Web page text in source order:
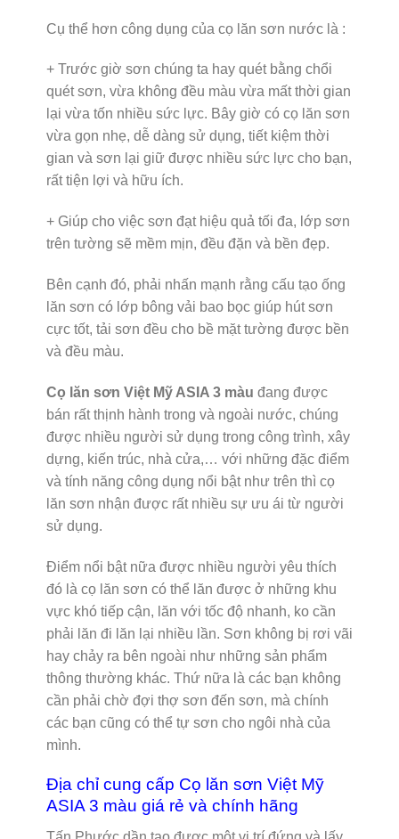
Cụ thể hơn công dụng của cọ lăn sơn nước là :
+ Trước giờ sơn chúng ta hay quét bằng chổi
quét sơn, vừa không đều màu vừa mất thời gian
lại vừa tốn nhiều sức lực. Bây giờ có cọ lăn sơn
vừa gọn nhẹ, dễ dàng sử dụng, tiết kiệm thời
gian và sơn lại giữ được nhiều sức lực cho bạn,
rất tiện lợi và hữu ích.
+ Giúp cho việc sơn đạt hiệu quả tối đa, lớp sơn
trên tường sẽ mềm mịn, đều đặn và bền đẹp.
Bên cạnh đó, phải nhấn mạnh rằng cấu tạo ống
lăn sơn có lớp bông vải bao bọc giúp hút sơn
cực tốt, tải sơn đều cho bề mặt tường được bền
và đều màu.
Cọ lăn sơn Việt Mỹ ASIA 3 màu đang được
bán rất thịnh hành trong và ngoài nước, chúng
được nhiều người sử dụng trong công trình, xây
dựng, kiến trúc, nhà cửa,… với những đặc điểm
và tính năng công dụng nổi bật như trên thì cọ
lăn sơn nhận được rất nhiều sự ưu ái từ người
sử dụng.
Điểm nổi bật nữa được nhiều người yêu thích
đó là cọ lăn sơn có thể lăn được ở những khu
vực khó tiếp cận, lăn với tốc độ nhanh, ko cần
phải lăn đi lăn lại nhiều lần. Sơn không bị rơi vãi
hay chảy ra bên ngoài như những sản phẩm
thông thường khác. Thứ nữa là các bạn không
cần phải chờ đợi thợ sơn đến sơn, mà chính
các bạn cũng có thể tự sơn cho ngôi nhà của
mình.
Địa chỉ cung cấp Cọ lăn sơn Việt Mỹ
ASIA 3 màu giá rẻ và chính hãng